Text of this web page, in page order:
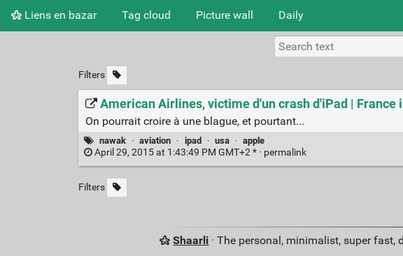
Liens en bazar Tag cloud Picture wall Daily
Filters
American Airlines, victime d'un crash d'iPad | France
On pourrait croire à une blague, et pourtant...
nawak · aviation · ipad · usa · apple
April 29, 2015 at 1:43:49 PM GMT+2 * · permalink
Filters
Shaarli · The personal, minimalist, super fast,